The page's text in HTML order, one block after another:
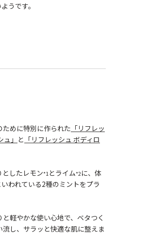
うです。
めに特別に作られた 「リフレッ
」 と 「リフレッシュ ボディロ
としたレモン*1 とライム*2に、体
いわれている2種のミントをプラ
軽やかな使い心地で、ベタつく
し、サラッと快適な肌に整えま